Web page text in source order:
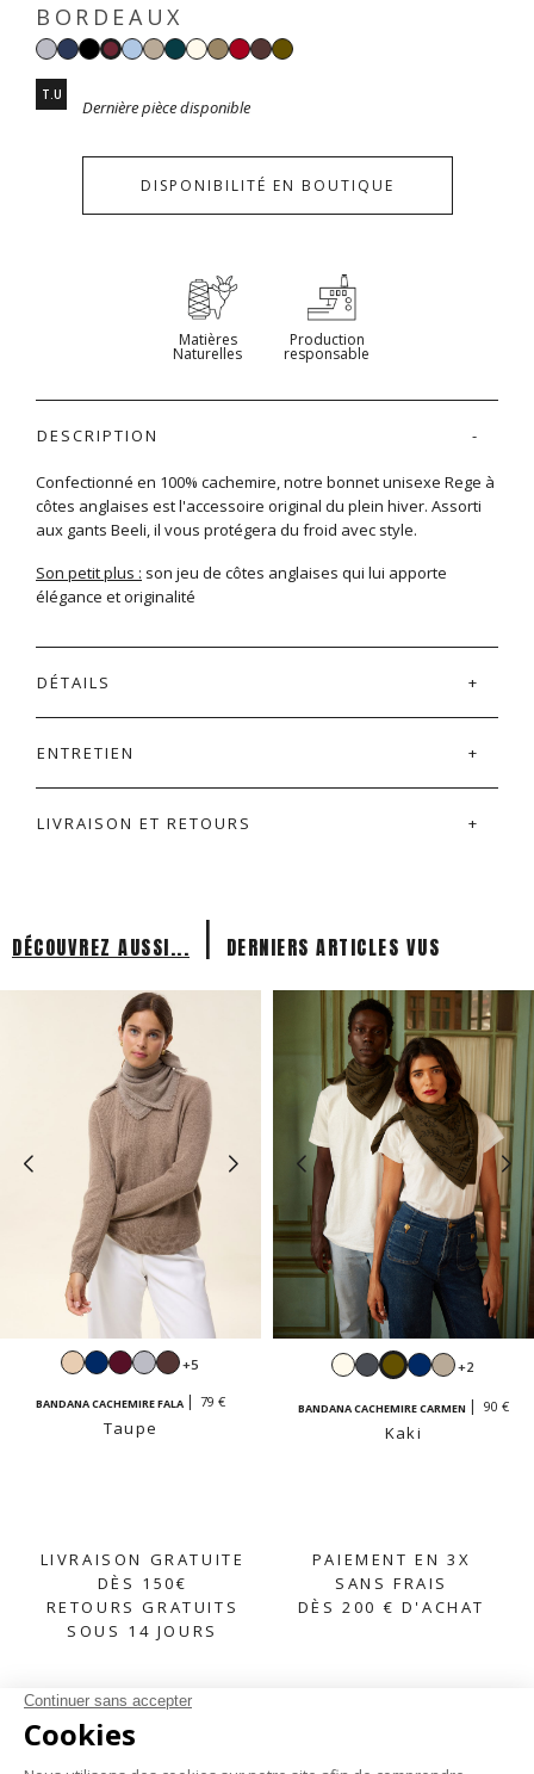
BORDEAUX
Gris
perle
Navy
NoirBordeaux
BleuBeige
VertÉcruTaupe
Rouge
Moka
T.U
Dernière pièce disponible
DISPONIBILITÉ EN BOUTIQUE
Matières
Naturelles
Production
responsable
DESCRIPTION
Confectionné en 100% cachemire, notre bonnet unisexe Rege à
côtes anglaises est l'accessoire original du plein hiver. Assorti
aux gants Beeli, il vous protégera du froid avec style.
Son petit plus : son jeu de côtes anglaises qui lui apporte
élégance et originalité
DÉTAILS
ENTRETIEN
LIVRAISON ET RETOURS
DÉCOUVREZ AUSSI... | DERNIERS ARTICLES VUS
BeigeNavyBordeaux
GrisMoka
+5
BANDANA CACHEMIRE FALA 79 €
Taupe
ÉcruGrisKakiNavyBeige
+2
BANDANA CACHEMIRE CARMEN 90 €
Kaki
LIVRAISON GRATUITE
DÈS 150€
RETOURS GRATUITS
SOUS 14 JOURS
PAIEMENT EN 3X
SANS FRAIS
DÈS 200 € D'ACHAT
S'INSCRIRE À LA NEWSLETTER